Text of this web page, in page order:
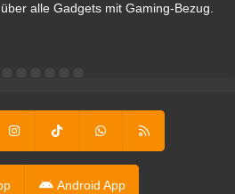
alle Gadgets mit Gaming-Bezug.
Android App